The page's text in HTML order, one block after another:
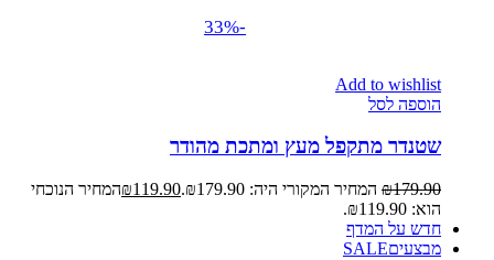
-33%
Add to wishlist
הוספה לסל
שטנדר מתקפל מעץ ומתכת מהודר
₪179.90 המחיר המקורי היה: ₪179.90. ₪119.90
המחיר הנוכחי
הוא: ₪119.90.
חדש על המדף
מבצעיםSALE